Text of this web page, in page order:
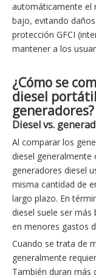
automáticamente el
bajo, evitando
protección GFCI
mantener a los
¿Cómo se
diesel
generadores?
Diesel vs.
Al comparar los
diesel generalmente
generadores diesel
misma cantidad de
largo plazo. En
diesel suele ser
en menores gastos
Cuando se trata de
generalmente
También duran más